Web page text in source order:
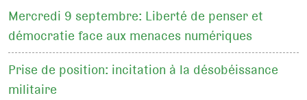
Mercredi 9 septembre: Liberté de penser et
démocratie face aux menaces numériques
Prise de position: incitation à la désobéissance
militaire